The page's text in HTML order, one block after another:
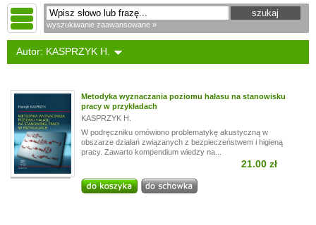
wyszukiwanie zaawansowane »
Autor: KASPRZYK H.
Metodyka wyznaczania poziomu hałasu na stanowisku
pracy w przykładach
KASPRZYK H.
W podręczniku omówiono problematykę akustyczną w
obszarze działań związanych z bezpieczeństwem i higieną
pracy. Zawarto kompendium wiedzy na...
21.00 zł